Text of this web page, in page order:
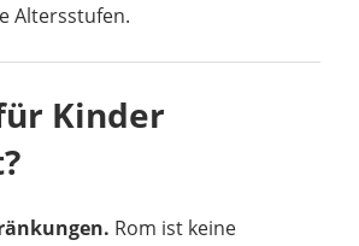
Altersstufen.
Kinder
Rom ist keine